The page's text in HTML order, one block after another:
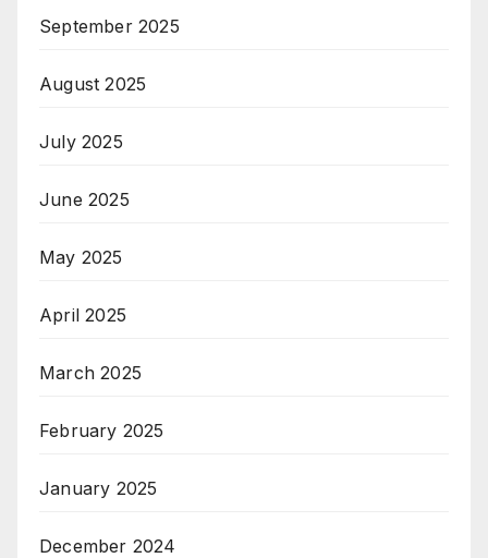
September 2025
August 2025
July 2025
June 2025
May 2025
April 2025
March 2025
February 2025
January 2025
December 2024